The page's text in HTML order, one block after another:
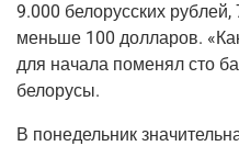
9.000 бело­рус­ских
мень­ше 100 дол­ла­ров.
для нача­ла поме­нял сто
белорусы.
В поне­дель­ник